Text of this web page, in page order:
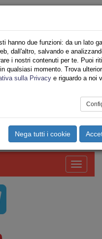
Iscriviti Online
Ricerca
Area Stampa
Privacy
SETTORE VIGILI
Toggle
hanno due funzioni: da un lato
dall'altro, salvando e
i nostri contenuti per te. Puoi
qualsiasi momento. Trova
sulla Privacy e riguardo a noi
Nega tutti i cookie